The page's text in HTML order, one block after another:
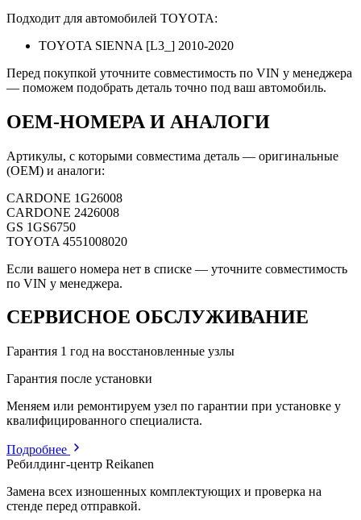
Подходит для автомобилей TOYOTA:
TOYOTA SIENNA [L3_] 2010-2020
Перед покупкой уточните совместимость по VIN у менеджера
— поможем подобрать деталь точно под ваш автомобиль.
OEM-НОМЕРА И АНАЛОГИ
Артикулы, с которыми совместима деталь — оригинальные
(OEM) и аналоги:
CARDONE 1G26008
CARDONE 2426008
GS 1GS6750
TOYOTA 4551008020
Если вашего номера нет в списке — уточните совместимость
по VIN у менеджера.
СЕРВИСНОЕ ОБСЛУЖИВАНИЕ
Гарантия 1 год на восстановленные узлы
Гарантия после установки
Меняем или ремонтируем узел по гарантии при установке у
квалифицированного специалиста.
Подробнее
Ребилдинг-центр Reikanen
Замена всех изношенных комплектующих и проверка на
стенде перед отправкой.